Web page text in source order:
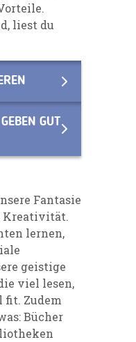
liest du
GUT
Fantasie
Kreativität.
lernen,
geistige
viel lesen,
fit. Zudem
Bücher